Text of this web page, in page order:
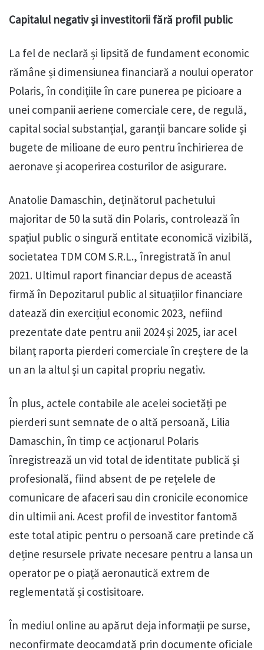
Capitalul negativ și investitorii fără profil public
La fel de neclară și lipsită de fundament economic
rămâne și dimensiunea financiară a noului operator
Polaris, în condițiile în care punerea pe picioare a
unei companii aeriene comerciale cere, de regulă,
capital social substanțial, garanții bancare solide și
bugete de milioane de euro pentru închirierea de
aeronave și acoperirea costurilor de asigurare.
Anatolie Damaschin, deținătorul pachetului
majoritar de 50 la sută din Polaris, controlează în
spațiul public o singură entitate economică vizibilă,
societatea TDM COM S.R.L., înregistrată în anul
2021. Ultimul raport financiar depus de această
firmă în Depozitarul public al situațiilor financiare
datează din exercițiul economic 2023, nefiind
prezentate date pentru anii 2024 și 2025, iar acel
bilanț raporta pierderi comerciale în creștere de la
un an la altul și un capital propriu negativ.
În plus, actele contabile ale acelei societăți pe
pierderi sunt semnate de o altă persoană, Lilia
Damaschin, în timp ce acționarul Polaris
înregistrează un vid total de identitate publică și
profesională, fiind absent de pe rețelele de
comunicare de afaceri sau din cronicile economice
din ultimii ani. Acest profil de investitor fantomă
este total atipic pentru o persoană care pretinde că
deține resursele private necesare pentru a lansa un
operator pe o piață aeronautică extrem de
reglementată și costisitoare.
În mediul online au apărut deja informații pe surse,
neconfirmate deocamdată prin documente oficiale